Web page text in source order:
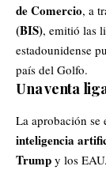
de Comercio, a
(BIS), emitió las
estadounidense
país del Golfo.
Una venta
La aprobación se
inteligencia
Trump y los